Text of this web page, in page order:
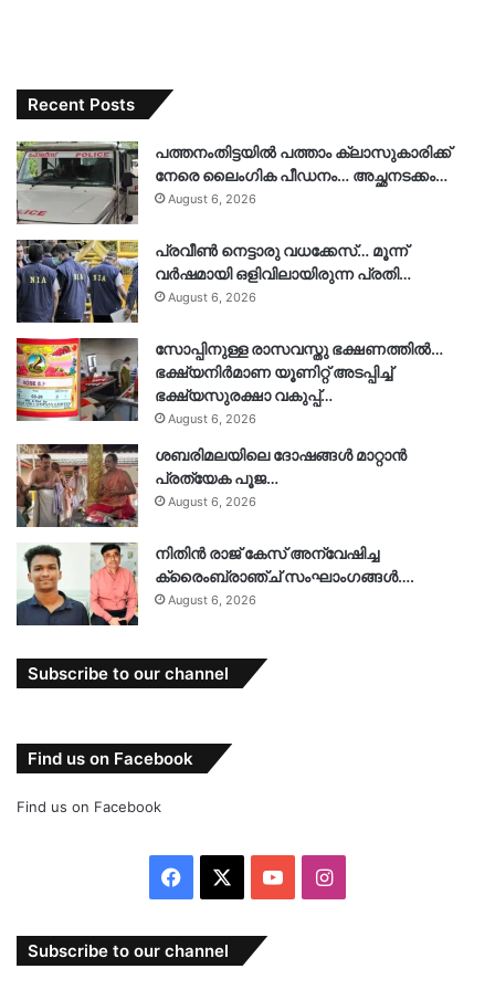
Recent Posts
പത്തനംതിട്ടയിൽ പത്താം ക്ലാസുകാരിക്ക്
നേരെ ലൈംഗിക പീഡനം… അച്ഛനടക്കം…
August 6, 2026
പ്രവീൺ നെട്ടാരു വധക്കേസ്… മൂന്ന്
വർഷമായി ഒളിവിലായിരുന്ന പ്രതി…
August 6, 2026
സോപ്പിനുള്ള രാസവസ്തു ഭക്ഷണത്തിൽ…
ഭക്ഷ്യനിർമാണ യൂണിറ്റ് അടപ്പിച്ച്
ഭക്ഷ്യസുരക്ഷാ വകുപ്പ്…
August 6, 2026
ശബരിമലയിലെ ദോഷങ്ങൾ മാറ്റാൻ
പ്രത്യേക പൂജ…
August 6, 2026
നിതിൻ രാജ് കേസ് അന്വേഷിച്ച
ക്രൈംബ്രാഞ്ച് സംഘാംഗങ്ങൾ….
August 6, 2026
Subscribe to our channel
Find us on Facebook
Find us on Facebook
Facebook YouTubeInstagram
Subscribe to our channel